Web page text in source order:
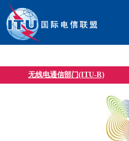
无线电通信部门(ITU-R)